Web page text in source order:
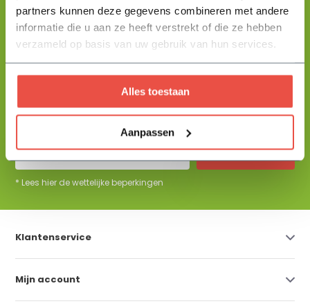
partners kunnen deze gegevens combineren met andere
informatie die u aan ze heeft verstrekt of die ze hebben
verzameld op basis van uw gebruik van hun services.
Alles toestaan
Aanpassen
Help mij kiezen
+31 344 23 44 64
info@flowbo.nl
De beste tuininspiraties per mail
ontvangen?
* Lees hier de wettelijke beperkingen
Klantenservice
Mijn account